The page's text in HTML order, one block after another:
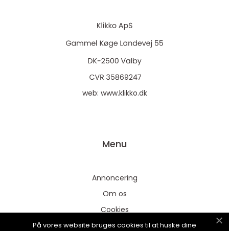
web: www.klikko.dk
Menu
Annoncering
Om os
Cookies
Kontakt os
På vores website bruges cookies til at huske dine